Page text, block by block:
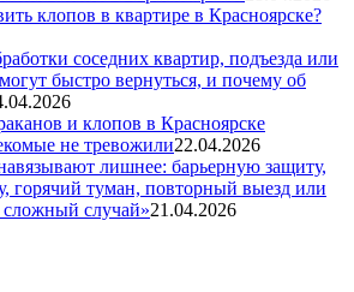
клопов в квартире в Красноярске?
соседних квартир, подъезда или
быстро вернуться, и почему об
и клопов в Красноярске
не тревожили22.04.2026
лишнее: барьерную защиту,
горячий туман, повторный выезд или
сложный случай»21.04.2026